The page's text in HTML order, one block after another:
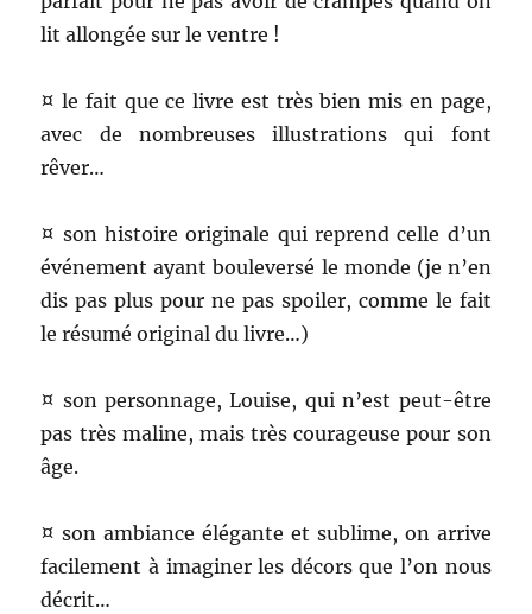
lit allongée sur le ventre !
¤ le fait que ce livre est très bien mis en page,
avec de nombreuses illustrations qui font
rêver…
¤ son histoire originale qui reprend celle d’un
événement ayant bouleversé le monde (je n’en
dis pas plus pour ne pas spoiler, comme le fait
le résumé original du livre…)
¤ son personnage, Louise, qui n’est peut-être
pas très maline, mais très courageuse pour son
âge.
¤ son ambiance élégante et sublime, on arrive
facilement à imaginer les décors que l’on nous
décrit…